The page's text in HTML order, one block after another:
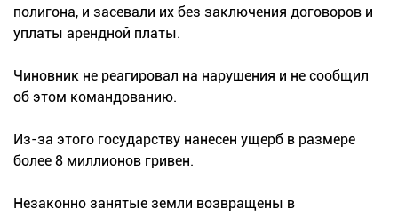
полигона, и засевали их без заключения договоров и
уплаты арендной платы.
Чиновник не реагировал на нарушения и не сообщил
об этом командованию.
Из-за этого государству нанесен ущерб в размере
более 8 миллионов гривен.
Незаконно занятые земли возвращены в